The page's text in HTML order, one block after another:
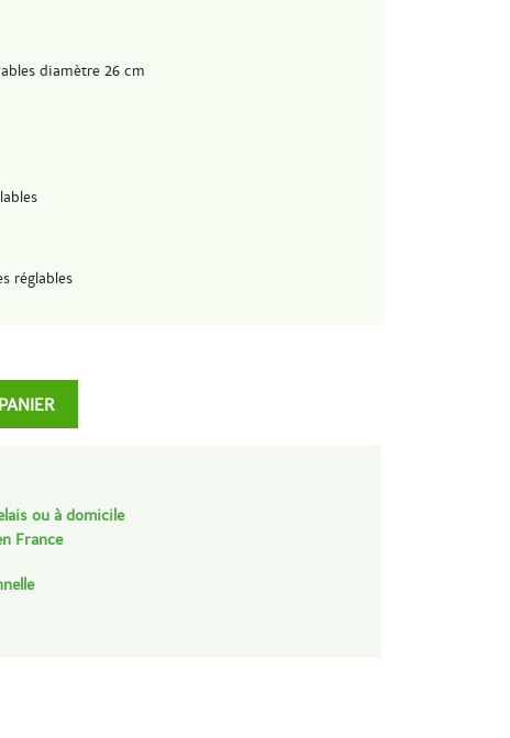
diamètre 26 cm
réglables
ou à domicile
France